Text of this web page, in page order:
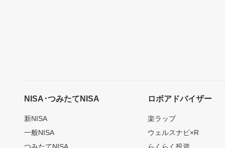
NISA･つみたてNISA
新NISA
一般NISA
つみたてNISA
ロボアドバイザー
楽ラップ
ウェルスナビ×R
らくらく投資